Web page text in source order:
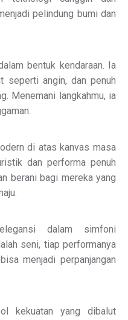
pelindung bumi dan
bentuk kendaraan. Ia
seperti angin, dan penuh
Menemani langkahmu, ia
di atas kanvas masa
dan performa penuh
berani bagi mereka yang
dalam simfoni
seni, tiap performanya
menjadi perpanjangan
kekuatan yang dibalut